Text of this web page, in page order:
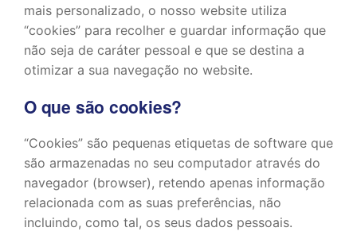
mais personalizado, o nosso website utiliza
“cookies” para recolher e guardar informação que
não seja de caráter pessoal e que se destina a
otimizar a sua navegação no website.
O que são cookies?
“Cookies” são pequenas etiquetas de software que
são armazenadas no seu computador através do
navegador (browser), retendo apenas informação
relacionada com as suas preferências, não
incluindo, como tal, os seus dados pessoais.